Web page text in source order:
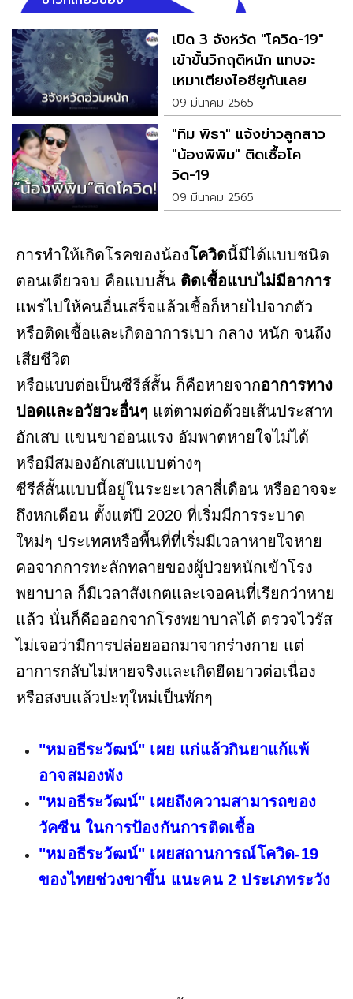
เปิด 3 จังหวัด "โควิด-19"
เข้าขั้นวิกฤติหนัก แทบจะ
เหมาเตียงไอซียูกันเลย
09 มีนาคม 2565
"ทิม พิธา" แจ้งข่าวลูกสาว
"น้องพิพิม" ติดเชื้อโค
วิด-19
09 มีนาคม 2565
การทำให้เกิดโรคของน้องโควิดนี้มีได้แบบชนิด
ตอนเดียวจบ คือแบบสั้น ติดเชื้อแบบไม่มีอาการ
แพร่ไปให้คนอื่นเสร็จแล้วเชื้อก็หายไปจากตัว
หรือติดเชื้อและเกิดอาการเบา กลาง หนัก จนถึง
เสียชีวิต
หรือแบบต่อเป็นซีรีส์สั้น ก็คือหายจากอาการทาง
ปอดและอวัยวะอื่นๆ แต่ตามต่อด้วยเส้นประสาท
อักเสบ แขนขาอ่อนแรง อัมพาตหายใจไม่ได้
หรือมีสมองอักเสบแบบต่างๆ
ซีรีส์สั้นแบบนี้อยู่ในระยะเวลาสี่เดือน หรืออาจจะ
ถึงหกเดือน ตั้งแต่ปี 2020 ที่เริ่มมีการระบาด
ใหม่ๆ ประเทศหรือพื้นที่ที่เริ่มมีเวลาหายใจหาย
คอจากการทะลักทลายของผู้ป่วยหนักเข้าโรง
พยาบาล ก็มีเวลาสังเกตและเจอคนที่เรียกว่าหาย
แล้ว นั่นก็คือออกจากโรงพยาบาลได้ ตรวจไวรัส
ไม่เจอว่ามีการปล่อยออกมาจากร่างกาย แต่
อาการกลับไม่หายจริงและเกิดยืดยาวต่อเนื่อง
หรือสงบแล้วปะทุใหม่เป็นพักๆ
"หมอธีระวัฒน์" เผย แก่แล้วกินยาแก้แพ้
อาจสมองพัง
"หมอธีระวัฒน์" เผยถึงความสามารถของ
วัคซีน ในการป้องกันการติดเชื้อ
"หมอธีระวัฒน์" เผยสถานการณ์โควิด-19
ของไทยช่วงขาขึ้น แนะคน 2 ประเภทระวัง